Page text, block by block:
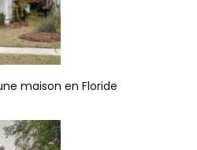
maison en Floride